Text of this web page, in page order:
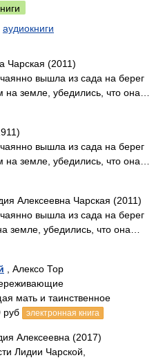
аудиокниги
Чарская (2011)
вышла из сада на берег
земле, убедились, что она…
вышла из сада на берег
земле, убедились, что она…
Алексеевна Чарская (2011)
вышла из сада на берег
земле, убедились, что она…
, Алексо Тор
мать и таинственное
электронная книга
Алексеевна (2017)
Лидии Чарской,